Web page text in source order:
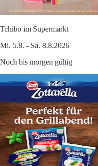
Tchibo im Supermarkt
Mi. 5.8. - Sa. 8.8.2026
Noch bis morgen gültig